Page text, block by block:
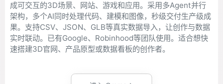
成可交互的3D场景、网站、游戏和应用。采用多Agent并行
架构，多个AI同时处理代码、建模和图像，秒级交付生产级成
果。支持CSV、JSON、GLB等真实数据导入，让创作与数据
实时联动。已有Google、Robinhood等团队使用。适合想快
速搭建3D官网、产品原型或数据看板的创作者。